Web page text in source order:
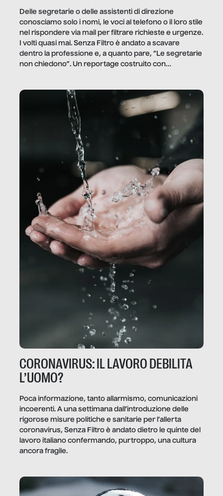
Delle segretarie o delle assistenti di direzione
conosciamo solo i nomi, le voci al telefono o il loro stile
nel rispondere via mail per filtrare richieste e urgenze.
I volti quasi mai. Senza Filtro è andato a scavare
dentro la professione e, a quanto pare, “Le segretarie
non chiedono”. Un reportage costruito con
CORONAVIRUS: IL LAVORO DEBILITA
L’UOMO?
Poca informazione, tanto allarmismo, comunicazioni
incoerenti. A una settimana dall’introduzione delle
rigorose misure politiche e sanitarie per l’allerta
coronavirus, Senza Filtro è andato dietro le quinte del
lavoro italiano confermando, purtroppo, una cultura
ancora fragile.